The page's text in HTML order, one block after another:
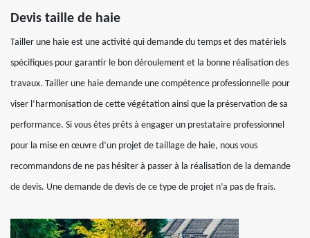
Devis taille de haie
Tailler une haie est une activité qui demande du temps et des matériels
spécifiques pour garantir le bon déroulement et la bonne réalisation des
travaux. Tailler une haie demande une compétence professionnelle pour
viser l’harmonisation de cette végétation ainsi que la préservation de sa
performance. Si vous êtes prêts à engager un prestataire professionnel
pour la mise en œuvre d’un projet de taillage de haie, nous vous
recommandons de ne pas hésiter à passer à la réalisation de la demande
de devis. Une demande de devis de ce type de projet n’a pas de frais.